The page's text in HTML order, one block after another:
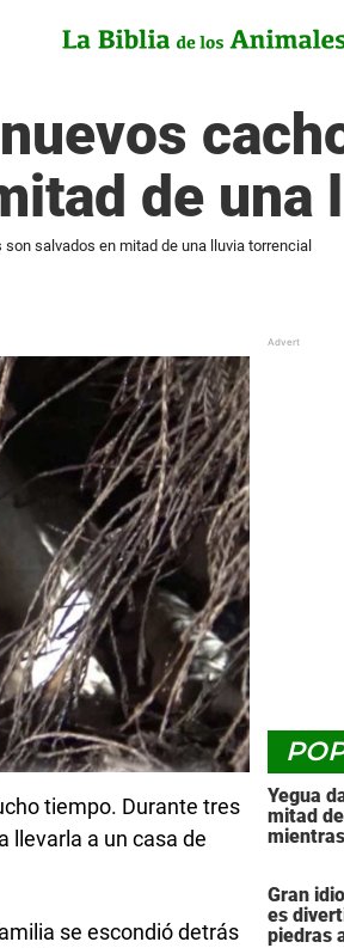
de
salvados en mitad de una lluvia torrencial
tiempo. Durante tres
llevarla a un casa de
se escondió detrás
Yegua
mitad
Gran
es
piedras